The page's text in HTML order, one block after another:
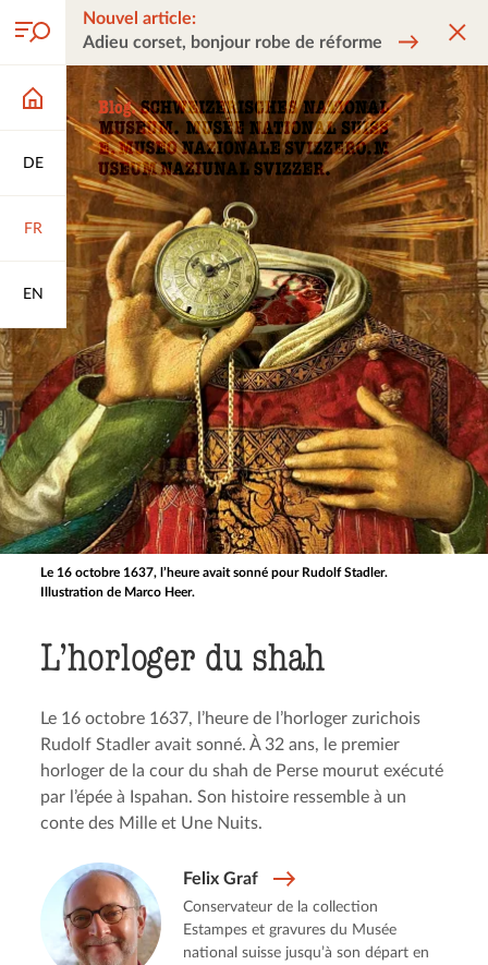
DE
FR
EN
Nouvel article:
Adieu corset, bonjour robe de réforme
Le 16 octobre 1637, l’heure avait sonné pour Rudolf Stadler.
Illustration de Marco Heer.
L’horloger du shah
Le 16 octobre 1637, l’heure de l’horloger zurichois
Rudolf Stadler avait sonné. À 32 ans, le premier
horloger de la cour du shah de Perse mourut exécuté
par l’épée à Ispahan. Son histoire ressemble à un
conte des Mille et Une Nuits.
Felix Graf
Conservateur de la collection
Estampes et gravures du Musée
national suisse jusqu’à son départ en